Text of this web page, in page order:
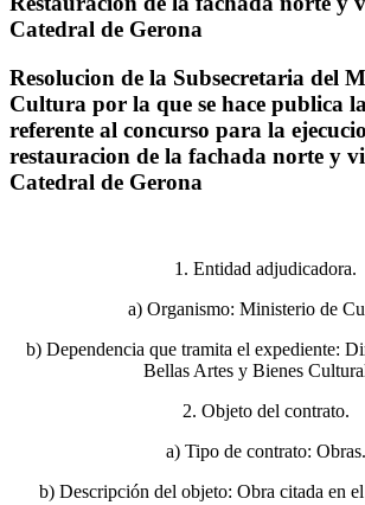
Catedral de Gerona
Resolucion de la Subsecretaria del
Cultura por la que se hace publica
referente al concurso para la
restauracion de la fachada norte y
Catedral de Gerona
1. Entidad adjudicadora.
a) Organismo: Ministerio de
b) Dependencia que tramita el expediente:
Bellas Artes y Bienes
2. Objeto del contrato.
a) Tipo de contrato: Obras.
b) Descripción del objeto: Obra citada en